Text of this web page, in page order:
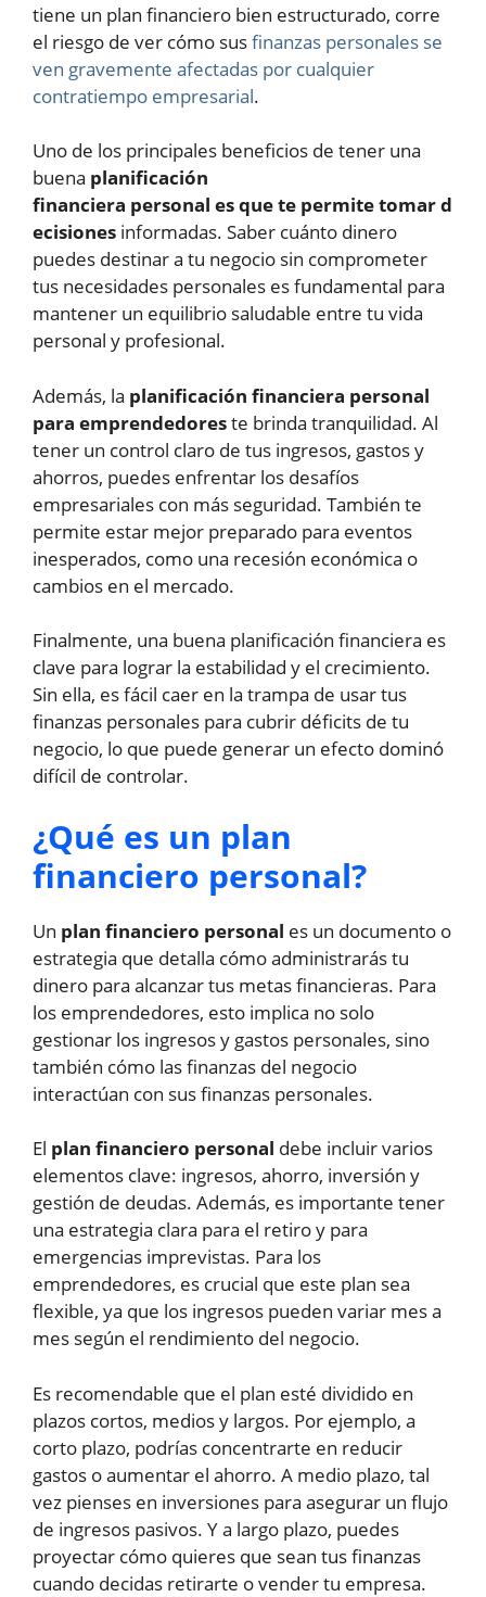
tiene un plan financiero bien estructurado, corre
el riesgo de ver cómo susfinanzas personales se
ven gravemente afectadas por cualquier
contratiempo empresarial.
Uno de los principales beneficios de tener una
buena planificación
financiera personal esquete permitetomard
ecisiones informadas. Saber cuánto dinero
puedes destinar a tu negocio sin comprometer
tus necesidades personales es fundamental para
mantener un equilibrio saludable entre tu vida
personal y profesional.
Además, la planificación financiera personal
para emprendedoreste brinda tranquilidad. Al
tener un control claro de tus ingresos, gastos y
ahorros, puedes enfrentar los desafíos
empresariales con más seguridad. También te
permite estar mejor preparado para eventos
inesperados, como una recesión económica o
cambios en el mercado.
Finalmente, una buena planificación financiera es
clave para lograr la estabilidad y el crecimiento.
Sin ella, es fácil caer en la trampa de usar tus
finanzas personales para cubrir déficits de tu
negocio, lo que puede generar un efecto dominó
difícil de controlar.
¿Qué es un plan
financiero personal?
Un plan financiero personal es un documento o
estrategia que detalla cómo administrarás tu
dinero para alcanzar tus metas financieras. Para
los emprendedores, esto implica no solo
gestionar los ingresos y gastos personales, sino
también cómo las finanzas del negocio
interactúan con sus finanzas personales.
El plan financiero personal debe incluir varios
elementos clave: ingresos, ahorro, inversión y
gestión de deudas. Además, es importante tener
una estrategia clara para el retiro y para
emergencias imprevistas. Para los
emprendedores, es crucial que este plan sea
flexible, ya que los ingresos pueden variar mes a
mes según el rendimiento del negocio.
Es recomendable que el plan esté dividido en
plazos cortos, medios y largos. Por ejemplo, a
corto plazo, podrías concentrarte en reducir
gastos o aumentar el ahorro. A medio plazo, tal
vez pienses en inversiones para asegurar un flujo
de ingresos pasivos. Y a largo plazo, puedes
proyectar cómo quieres que sean tus finanzas
cuando decidas retirarte o vender tu empresa.